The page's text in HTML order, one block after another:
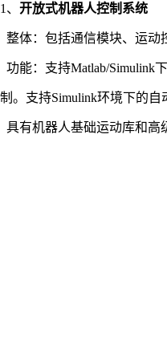
1、 开放式机器人控制系统
整体：包括通信模块、运动
功能：支持Matlab/Simulink
制。支持Simulink环境下的
具有机器人基础运动库和高